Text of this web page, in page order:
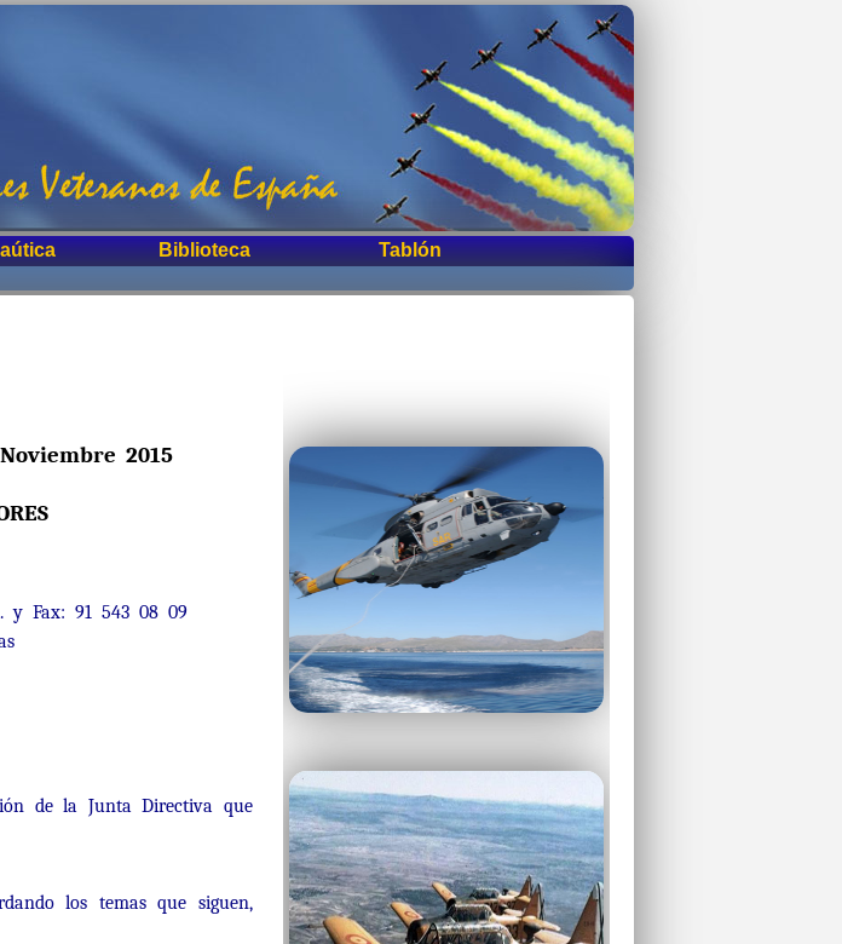
Biblioteca Tablón
2015
y Fax: 91 543 08 09
de la Junta Directiva que
los temas que siguen,